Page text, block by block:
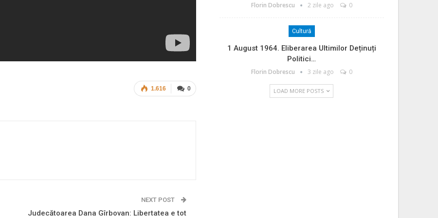
0
1.616
NEXT POST
Judecătoarea Dana Gîrbovan: Libertatea e tot
Florin Dobrescu 2 zile ago 0
Cultură
1 August 1964. Eliberarea Ultimilor Deținuți
Politici…
Florin Dobrescu 3 zile ago 0
LOAD MORE POSTS